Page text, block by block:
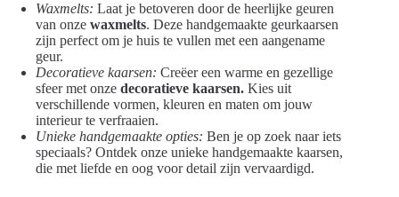
Waxmelts: Laat je betoveren door de heerlijke geuren
van onze waxmelts. Deze handgemaakte geurkaarsen
zijn perfect om je huis te vullen met een aangename
geur.
Decoratieve kaarsen: Creëer een warme en gezellige
sfeer met onze decoratieve kaarsen. Kies uit
verschillende vormen, kleuren en maten om jouw
interieur te verfraaien.
Unieke handgemaakte opties: Ben je op zoek naar iets
speciaals? Ontdek onze unieke handgemaakte kaarsen,
die met liefde en oog voor detail zijn vervaardigd.